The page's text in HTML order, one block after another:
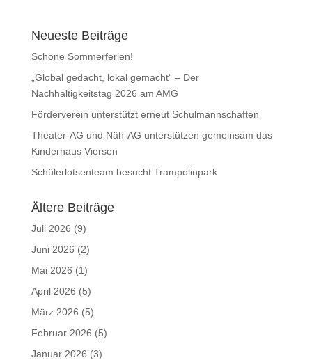
Neueste Beiträge
Schöne Sommerferien!
„Global gedacht, lokal gemacht“ – Der
Nachhaltigkeitstag 2026 am AMG
Förderverein unterstützt erneut Schulmannschaften
Theater-AG und Näh-AG unterstützen gemeinsam das
Kinderhaus Viersen
Schülerlotsenteam besucht Trampolinpark
Ältere Beiträge
Juli 2026 (9)
Juni 2026 (2)
Mai 2026 (1)
April 2026 (5)
März 2026 (5)
Februar 2026 (5)
Januar 2026 (3)